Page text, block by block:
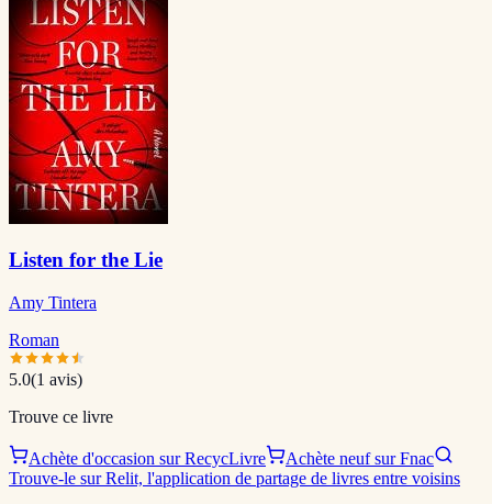
Listen for the Lie
Amy Tintera
Roman
5.0(1 avis)
Trouve ce livre
Achète d'occasion sur RecycLivre
Achète neuf sur Fnac
Trouve-le sur Relit, l'application de partage de livres entre voisins